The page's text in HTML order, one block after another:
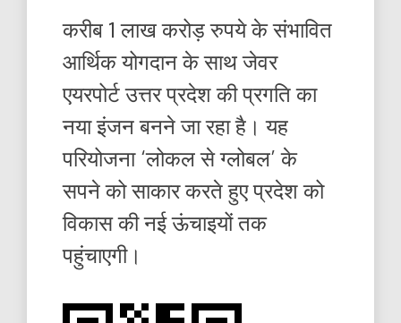
करीब 1 लाख करोड़ रुपये के संभावित
आर्थिक योगदान के साथ जेवर
एयरपोर्ट उत्तर प्रदेश की प्रगति का
नया इंजन बनने जा रहा है। यह
परियोजना ‘लोकल से ग्लोबल’ के
सपने को साकार करते हुए प्रदेश को
विकास की नई ऊंचाइयों तक
पहुंचाएगी।